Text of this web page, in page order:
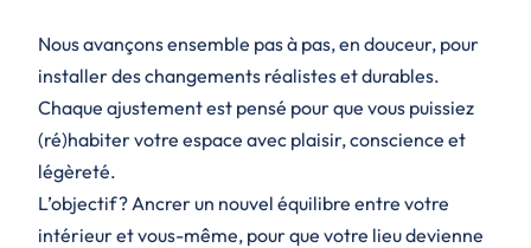
Nous avançons ensemble pas à pas, en douceur, pour
installer des changements réalistes et durables.
Chaque ajustement est pensé pour que vous puissiez
(ré)habiter votre espace avec plaisir, conscience et
légèreté.
L’objectif ? Ancrer un nouvel équilibre entre votre
intérieur et vous-même, pour que votre lieu devienne